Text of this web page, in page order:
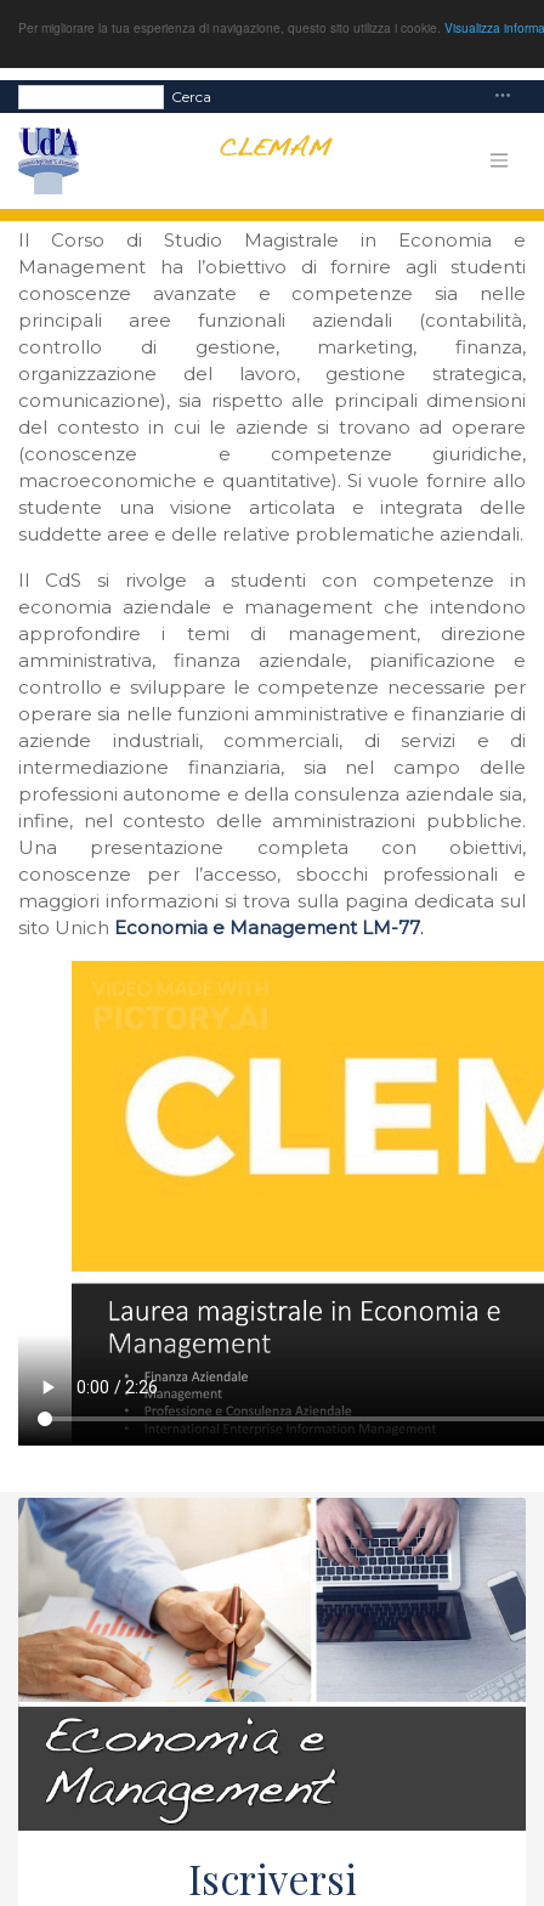
Per migliorare la tua esperienza di navigazione, questo sito utilizza i cookie. Visualizza
Cerca
Il Corso di Studio Magistrale in Economia e
Management ha l’obiettivo di fornire agli studenti
conoscenze avanzate e competenze sia nelle
principali aree funzionali aziendali (contabilità,
controllo di gestione, marketing, finanza,
organizzazione del lavoro, gestione strategica,
comunicazione), sia rispetto alle principali dimensioni
del contesto in cui le aziende si trovano ad operare
(conoscenze e competenze giuridiche,
macroeconomiche e quantitative). Si vuole fornire allo
studente una visione articolata e integrata delle
suddette aree e delle relative problematiche aziendali.
Il CdS si rivolge a studenti con competenze in
economia aziendale e management che intendono
approfondire i temi di management, direzione
amministrativa, finanza aziendale, pianificazione e
controllo e sviluppare le competenze necessarie per
operare sia nelle funzioni amministrative e finanziarie di
aziende industriali, commerciali, di servizi e di
intermediazione finanziaria, sia nel campo delle
professioni autonome e della consulenza aziendale sia,
infine, nel contesto delle amministrazioni pubbliche.
Una presentazione completa con obiettivi,
conoscenze per l’accesso, sbocchi professionali e
maggiori informazioni si trova sulla pagina dedicata sul
sito Unich Economia e Management LM-77.
Iscriversi